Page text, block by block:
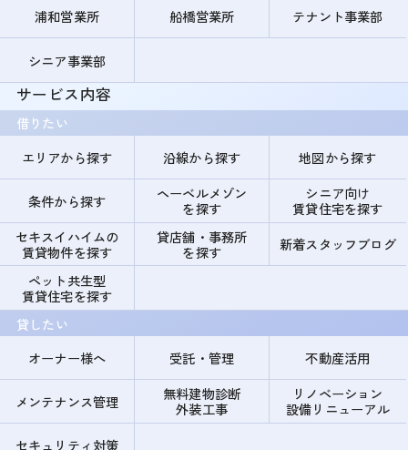
浦和営業所 船橋営業所 テナント事業部
シニア事業部
サービス内容
借りたい
エリアから探す
沿線から探す 地図から探す
条件から探す
ヘーベルメゾン
を探す
シニア向け
賃貸住宅を探す
セキスイハイムの
賃貸物件を探す
貸店舗・事務所
を探す
新着スタッフブログ
ペット共生型
賃貸住宅を探す
貸したい
オーナー様へ
受託・管理 不動産活用
メンテナンス管理
無料建物診断
外装工事
リノベーション
設備リニューアル
セキュリティ対策